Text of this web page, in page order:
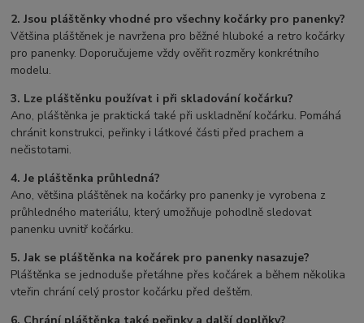
2. Jsou pláštěnky vhodné pro všechny kočárky pro panenky?
Většina pláštěnek je navržena pro běžné hluboké a retro kočárky
pro panenky. Doporučujeme vždy ověřit rozměry konkrétního
modelu.
3. Lze pláštěnku používat i při skladování kočárku?
Ano, pláštěnka je praktická také při uskladnění kočárku. Pomáhá
chránit konstrukci, peřinky i látkové části před prachem a
nečistotami.
4. Je pláštěnka průhledná?
Ano, většina pláštěnek na kočárky pro panenky je vyrobena z
průhledného materiálu, který umožňuje pohodlně sledovat
panenku uvnitř kočárku.
5. Jak se pláštěnka na kočárek pro panenky nasazuje?
Pláštěnka se jednoduše přetáhne přes kočárek a během několika
vteřin chrání celý prostor kočárku před deštěm.